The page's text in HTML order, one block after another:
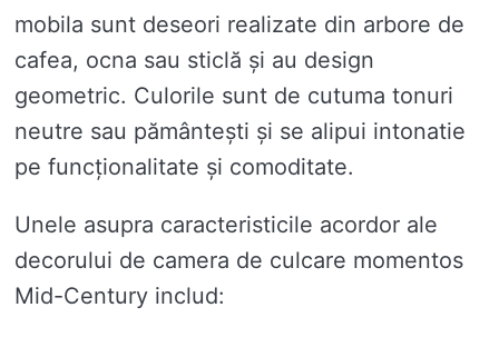
mobila sunt deseori realizate din arbore de
cafea, ocna sau sticlă și au design
geometric. Culorile sunt de cutuma tonuri
neutre sau pământești și se alipui intonatie
pe funcționalitate și comoditate.
Unele asupra caracteristicile acordor ale
decorului de camera de culcare momentos
Mid-Century includ: